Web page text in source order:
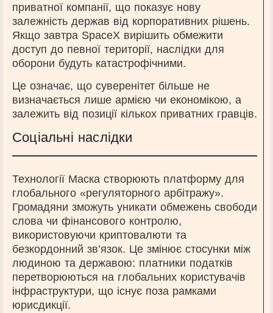
приватної компанії, що показує нову
залежність держав від корпоративних рішень.
Якщо завтра SpaceX вирішить обмежити
доступ до певної території, наслідки для
оборони будуть катастрофічними.
Це означає, що суверенітет більше не
визначається лише армією чи економікою, а
залежить від позиції кількох приватних гравців.
Соціальні наслідки
Технології Маска створюють платформу для
глобального «регуляторного арбітражу».
Громадяни зможуть уникати обмежень свободи
слова чи фінансового контролю,
використовуючи криптовалюти та
безкордонний зв’язок. Це змінює стосунки між
людиною та державою: платники податків
перетворюються на глобальних користувачів
інфраструктури, що існує поза рамками
юрисдикції.